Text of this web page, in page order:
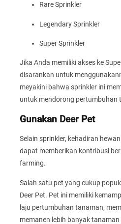
Rare Sprinkler
Legendary Sprinkler
Super Sprinkler
Jika Anda memiliki akses ke
disarankan untuk
meyakini bahwa sprinkler ini
untuk mendorong pertumbuhan
Gunakan Deer Pet
Selain sprinkler, kehadiran
dapat memberikan kontribusi
farming.
Salah satu pet yang cukup
Deer Pet. Pet ini memiliki
laju pertumbuhan tanaman,
memanen lebih banyak